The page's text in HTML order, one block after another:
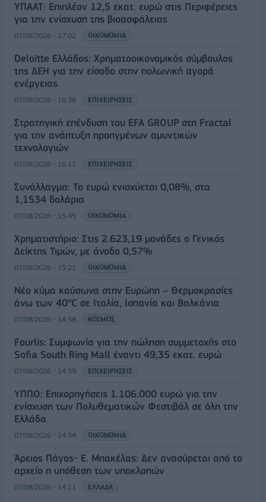
ΥΠΑΑΤ: Επιπλέον 12,5 εκατ. ευρώ στις Περιφέρειες
για την ενίσχυση της βιοασφάλειας
07/08/2026 - 17:02 ΟΙΚΟΝΟΜΙΑ
Deloitte Ελλάδος: Χρηματοοικονομικός σύμβουλος
της ΔΕΗ για την είσοδο στην πολωνική αγορά
ενέργειας
07/08/2026 - 16:38 ΕΠΙΧΕΙΡΗΣΕΙΣ
Στρατηγική επένδυση του EFA GROUP στη Fractal
για την ανάπτυξη προηγμένων αμυντικών
τεχνολογιών
07/08/2026 - 16:11 ΕΠΙΧΕΙΡΗΣΕΙΣ
Συνάλλαγμα: Το ευρώ ενισχύεται 0,08%, στα
1,1534 δολάρια
07/08/2026 - 15:45 ΟΙΚΟΝΟΜΙΑ
Χρηματιστήριο: Στις 2.623,19 μονάδες ο Γενικός
Δείκτης Τιμών, με άνοδο 0,57%
07/08/2026 - 15:21 ΟΙΚΟΝΟΜΙΑ
Νέο κύμα καύσωνα στην Ευρώπη – Θερμοκρασίες
άνω των 40°C σε Ιταλία, Ισπανία και Βαλκάνια
07/08/2026 - 14:58 ΚΟΣΜΟΣ
Fourlis: Συμφωνία για την πώληση συμμετοχής στο
Sofia South Ring Mall έναντι 49,35 εκατ. ευρώ
07/08/2026 - 14:39 ΕΠΙΧΕΙΡΗΣΕΙΣ
ΥΠΠΟ: Επιχορηγήσεις 1.106.000 ευρώ για την
ενίσχυση των Πολυθεματικών Φεστιβάλ σε όλη την
Ελλάδα
07/08/2026 - 14:34 ΟΙΚΟΝΟΜΙΑ
Άρειος Πάγος- Ε. Μπακέλας: Δεν ανασύρεται από το
αρχείο η υπόθεση των υποκλοπών
07/08/2026 - 14:11 ΕΛΛΑΔΑ